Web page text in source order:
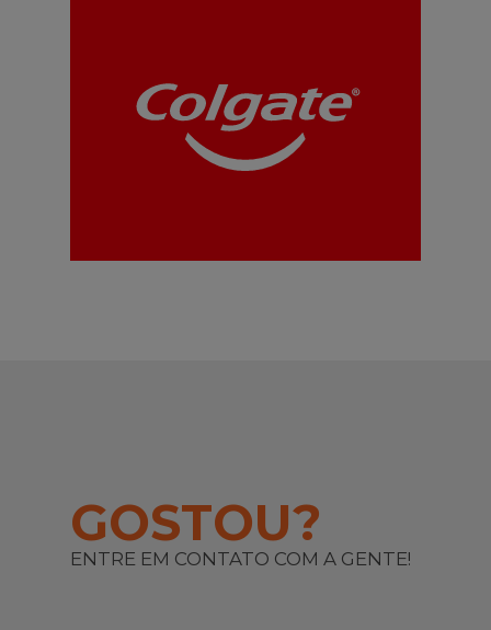
GOSTOU?
ENTRE EM CONTATO COM A GENTE!